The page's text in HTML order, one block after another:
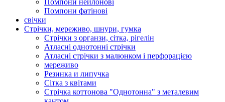
Помпони нейлонові
Помпони фатінові
свічки
Стрічки, мереживо, шнури, гумка
Стрічки з органзи, сітка, рігелін
Атласні однотонні стрічки
Атласні стрічки з малюнком і перфорацією
мереживо
Резинка и липучка
Сітка з квітами
Стрічка коттонова "Однотонна" з металевим